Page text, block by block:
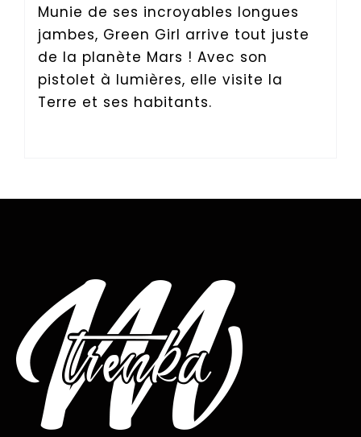
Munie de ses incroyables longues
jambes, Green Girl arrive tout juste
de la planète Mars ! Avec son
pistolet à lumières, elle visite la
Terre et ses habitants.